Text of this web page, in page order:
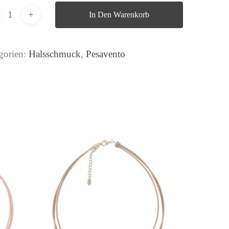
In Den Warenkorb
Halsschmuck,Pesavento